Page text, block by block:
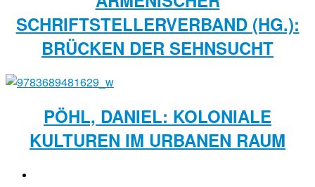
SCHRIFTSTELLERVERBAND (HG.):
BRÜCKEN DER SEHNSUCHT
PÖHL, DANIEL: KOLONIALE
KULTUREN IM URBANEN RAUM